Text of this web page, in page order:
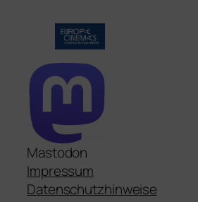
Mastodon
Impressum
Datenschutzhinweise